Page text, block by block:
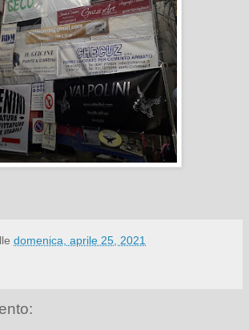
domenica, aprile 25, 2021